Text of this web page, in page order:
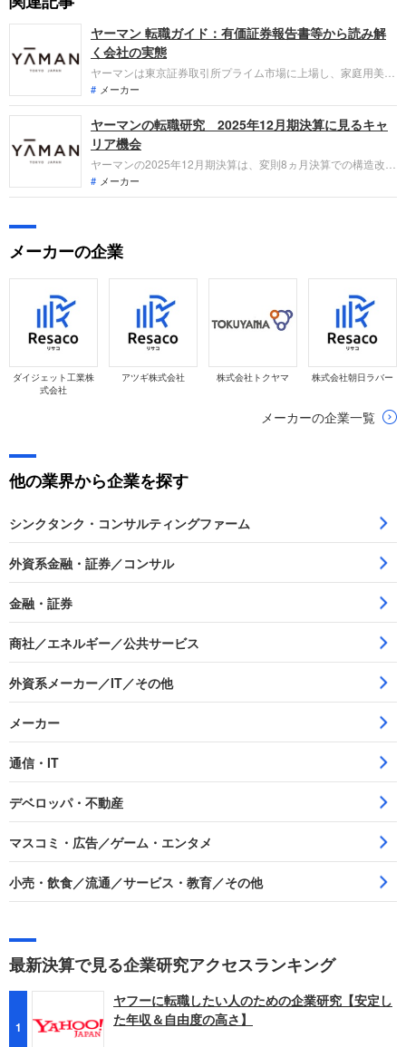
ヤーマン 転職ガイド：有価証券報告書等から読み解
く会社の実態
ヤーマンは東京証券取引所プライム市場に上場し、家庭用美容
機器や化粧品の研究開発・製造・販売を主力とする美容健康関
連事業をグローバルに展開しています。直近の業績は、将来の
成長基盤確立に向けた積極的な戦略的投資や国内事業の収益構
造改革の過渡期にある影響から、減収および各段階利益で赤字
となっています。
メーカー
ヤーマンの転職研究 2025年12月期決算に見るキャ
リア機会
ヤーマンの2025年12月期決算は、変則8ヵ月決算での構造改革
と先行投資により一時的な赤字となりました。しかし、次期で
の黒字化と2028年の売上500億円達成を掲げ、組織は活気に満
メーカー
メーカーの企業
ダイジェット工業株
式会社
アツギ株式会社 株式会社トクヤマ 株式会社朝日ラバー
メーカーの企業一覧
他の業界から企業を探す
シンクタンク・コンサルティングファーム
外資系金融・証券／コンサル
金融・証券
商社／エネルギー／公共サービス
外資系メーカー／IT／その他
メーカー
通信・IT
デベロッパ・不動産
マスコミ・広告／ゲーム・エンタメ
小売・飲食／流通／サービス・教育／その他
最新決算で見る企業研究アクセスランキング
1
ヤフーに転職したい人のための企業研究【安定し
た年収＆自由度の高さ】